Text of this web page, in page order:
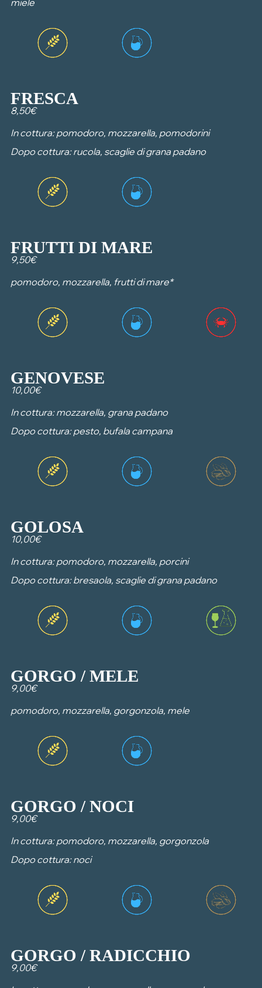
miele
FRESCA
8,50€
In cottura: pomodoro, mozzarella, pomodorini
Dopo cottura: rucola, scaglie di grana padano
FRUTTI DI MARE
9,50€
pomodoro, mozzarella, frutti di mare*
GENOVESE
10,00€
In cottura: mozzarella, grana padano
Dopo cottura: pesto, bufala campana
GOLOSA
10,00€
In cottura: pomodoro, mozzarella, porcini
Dopo cottura: bresaola, scaglie di grana padano
GORGO / MELE
9,00€
pomodoro, mozzarella, gorgonzola, mele
GORGO / NOCI
9,00€
In cottura: pomodoro, mozzarella, gorgonzola
Dopo cottura: noci
GORGO / RADICCHIO
9,00€